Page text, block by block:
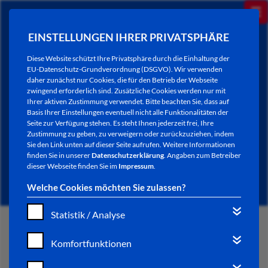
EINSTELLUNGEN IHRER PRIVATSPHÄRE
Diese Website schützt Ihre Privatsphäre durch die Einhaltung der
EU-Datenschutz-Grundverordnung (DSGVO). Wir verwenden
daher zunächst nur Cookies, die für den Betrieb der Webseite
zwingend erforderlich sind. Zusätzliche Cookies werden nur mit
Ihrer aktiven Zustimmung verwendet. Bitte beachten Sie, dass auf
Basis Ihrer Einstellungen eventuell nicht alle Funktionalitäten der
Seite zur Verfügung stehen. Es steht Ihnen jederzeit frei, Ihre
Zustimmung zu geben, zu verweigern oder zurückzuziehen, indem
Sie den Link unten auf dieser Seite aufrufen. Weitere Informationen
finden Sie in unsererDatenschutzerklärung. Angaben zum Betreiber
dieser Webseite finden Sie im Impressum.
Welche Cookies möchten Sie zulassen?
Statistik / Analyse
Komfortfunktionen
NEWSLETTER / CITY LETTER
START